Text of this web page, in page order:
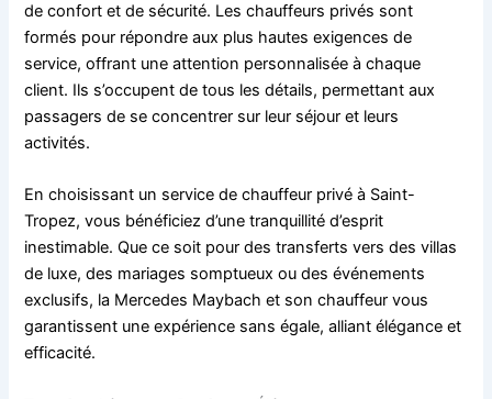
de confort et de sécurité. Les chauffeurs privés sont
formés pour répondre aux plus hautes exigences de
service, offrant une attention personnalisée à chaque
client. Ils s’occupent de tous les détails, permettant aux
passagers de se concentrer sur leur séjour et leurs
activités.
En choisissant un service de chauffeur privé à Saint-
Tropez, vous bénéficiez d’une tranquillité d’esprit
inestimable. Que ce soit pour des transferts vers des villas
de luxe, des mariages somptueux ou des événements
exclusifs, la Mercedes Maybach et son chauffeur vous
garantissent une expérience sans égale, alliant élégance et
efficacité.